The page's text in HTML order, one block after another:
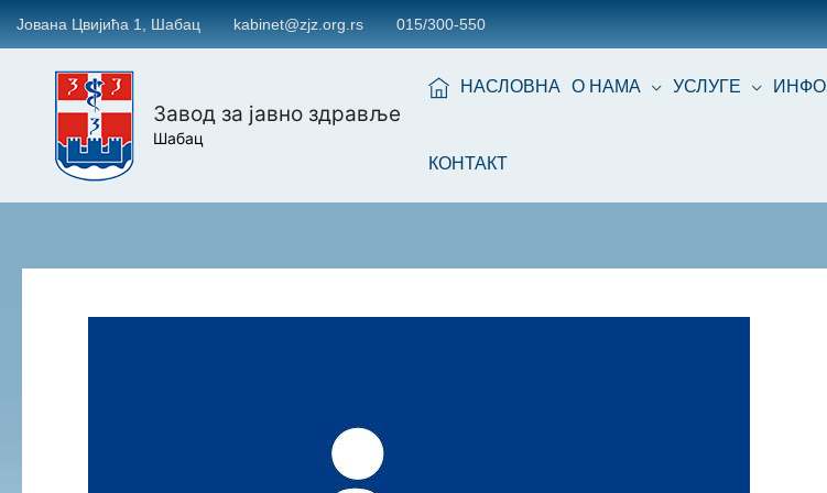
Јована Цвијића 1, Шабац kabinet@zjz.org.rs 015/300-550
Завод за јавно здравље
Шабац
НАСЛОВНА О НАМА УСЛУГЕ ИНФО
КОНТАКТ